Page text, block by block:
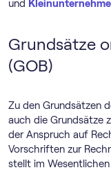
und
Grundsätze
(GOB)
Zu den Grundsätzen
auch die Grundsätze
der Anspruch auf
Vorschriften zur
stellt im